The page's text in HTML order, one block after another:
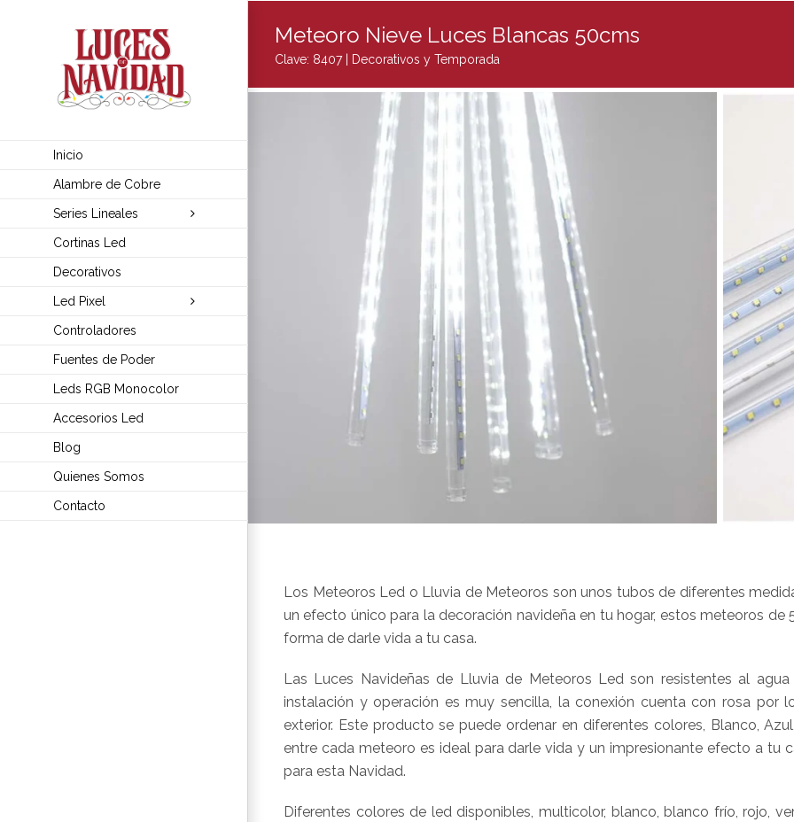
Inicio
Alambre de Cobre
Series Lineales
Cortinas Led
Decorativos
Led Pixel
Controladores
Fuentes de Poder
Leds RGB Monocolor
Accesorios Led
Blog
Quienes Somos
Contacto
Meteoro Nieve Luces Blancas 50cms
Clave: 8407 | Decorativos y Temporada
Los Meteoros Led o Lluvia de Meteoros son unos tubos de diferentes
un efecto único para la decoración navideña en tu hogar, estos meteoros
forma de darle vida a tu casa.
Las Luces Navideñas de Lluvia de Meteoros Led son resistentes al
instalación y operación es muy sencilla, la conexión cuenta con rosa por
exterior. Este producto se puede ordenar en diferentes colores, Blanco,
entre cada meteoro es ideal para darle vida y un impresionante efecto a tu
para esta Navidad.
Diferentes colores de led disponibles, multicolor, blanco, blanco frío, rojo,